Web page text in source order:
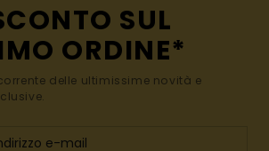
SUL
ORDINE*
delle ultimissime novità e